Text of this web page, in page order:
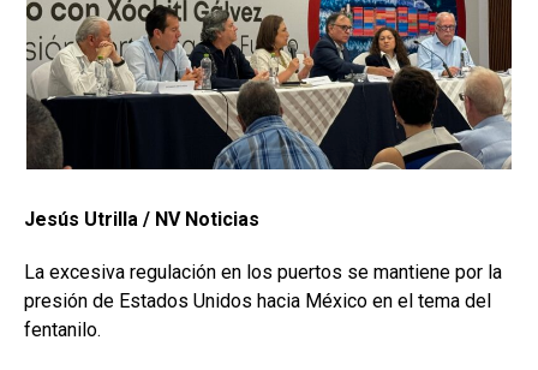
Jesús Utrilla / NV Noticias
La excesiva regulación en los puertos se mantiene por la
presión de Estados Unidos hacia México en el tema del
fentanilo.